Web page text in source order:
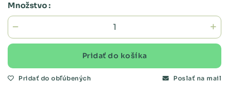
Množstvo :
Pridať do košíka
Pridať do obľúbených Poslať na mail